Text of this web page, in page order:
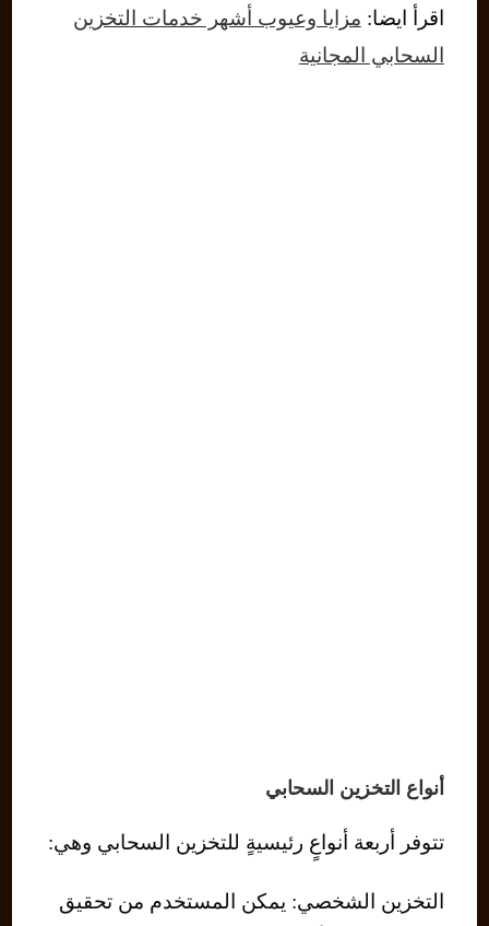
اقرأ ايضا: مزايا وعيوب أشهر خدمات التخزين
السحابي المجانية
أنواع التخزين السحابي
تتوفر أربعة أنواعٍ رئيسيةٍ للتخزين السحابي وهي:
التخزين الشخصي: يمكن المستخدم من تحقيق